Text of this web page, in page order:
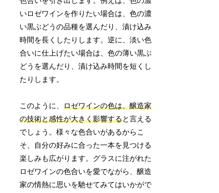
いロゼワインを作りたい場合は、色の濃
い黒ぶどうの品種を選んだり、漬け込み
時間を長くしたりします。逆に、淡い色
合いに仕上げたい場合は、色の薄い黒ぶ
どうを選んだり、漬け込み時間を短くし
たりします。
このように、ロゼワインの色は、醸造家
の技術と感性が大きく影響すると言える
でしょう。様々な色合いがあるからこ
そ、自分の好みに合った一本を見つける
楽しみも広がります。グラスに注がれた
ロゼワインの色合いを愛でながら、醸造
家の情熱に思いを馳せてみてはいかがで